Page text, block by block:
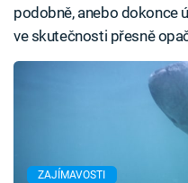
podobně, anebo dokonce
ve skutečnosti přesně
ZAJÍMAVOSTI